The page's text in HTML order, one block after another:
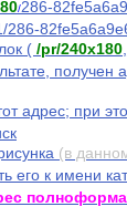
/286-
286-
( /pr/240x180
получен
адрес; при
(в
его к имени